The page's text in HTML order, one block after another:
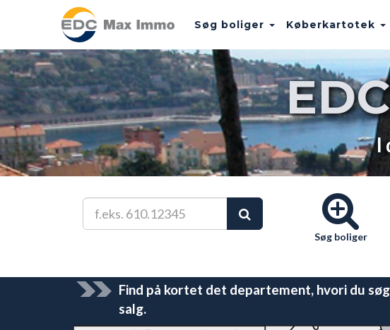
Søg boliger Køberkartotek
I
Søg boliger
Find på kortet det departement, hvori du
salg.